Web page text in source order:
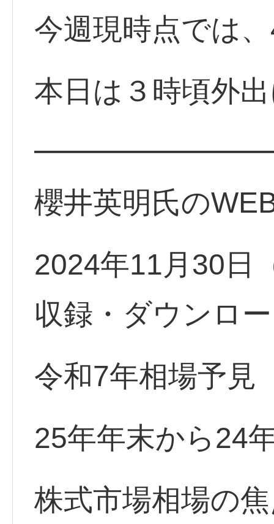
今週現時点では
本日は３時頃外
櫻井英明氏の
2024年11月30日
収録・ダウンロ
令和7年相場予見
25年年末から24
株式市場相場の